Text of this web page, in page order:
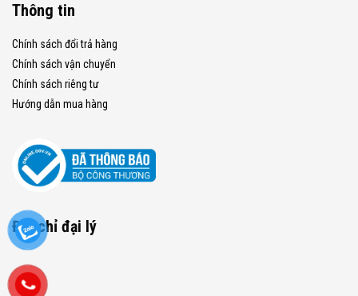
Thông tin
Chính sách đổi trả hàng
Chính sách vận chuyển
Chính sách riêng tư
Hướng dẫn mua hàng
Địa chỉ đại lý